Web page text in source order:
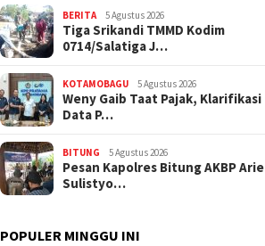
BERITA 5 Agustus 2026
Tiga Srikandi TMMD Kodim
0714/Salatiga J…
KOTAMOBAGU 5 Agustus 2026
Weny Gaib Taat Pajak, Klarifikasi
Data P…
BITUNG 5 Agustus 2026
Pesan Kapolres Bitung AKBP Arie
Sulistyo…
POPULER MINGGU INI